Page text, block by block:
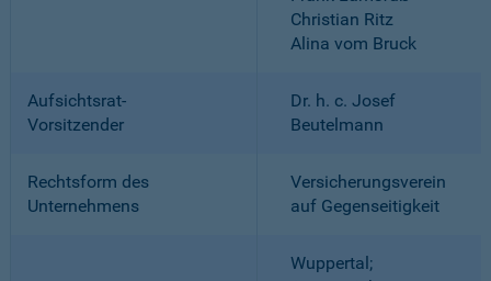
Christian Ritz
Alina vom Bruck
Aufsichtsrat-
Vorsitzender
Dr. h. c. Josef
Beutelmann
Rechtsform des
Unternehmens
Versicherungsverein
auf Gegenseitigkeit
Wuppertal;